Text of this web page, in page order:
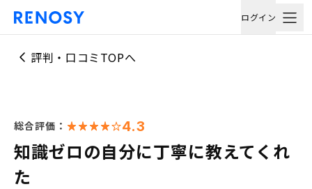
ログイン
評判・口コミTOPへ
総合評価： 4.3
知識ゼロの自分に丁寧に教えてくれ
た